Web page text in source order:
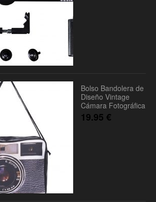
Bolso Bandolera de
Diseño Vintage
Cámara Fotográfica
19.95 €